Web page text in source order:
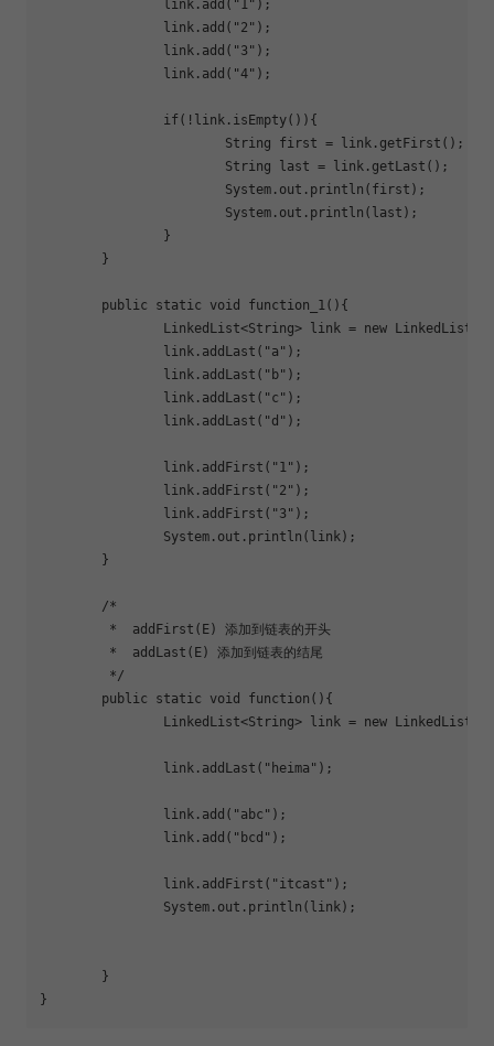
		link.add(
"1" );
		link.add(
"2" );
		link.add(
"3" );
		link.add(
"4" );
if (!link.isEmpty()){
	public static void
function_1(){
		link.addLast(
"a" );
		link.addLast(
"b" );
		link.addLast(
"c" );
		link.addLast(
"d" );
		link.addFirst(
"1" );
		link.addFirst(
"2" );
		link.addFirst(
"3" );
	public static void
function (){
		link.addLast(
"heima" );
		link.add(
"abc" );
		link.add(
"bcd" );
		link.addFirst(
"itcast" );